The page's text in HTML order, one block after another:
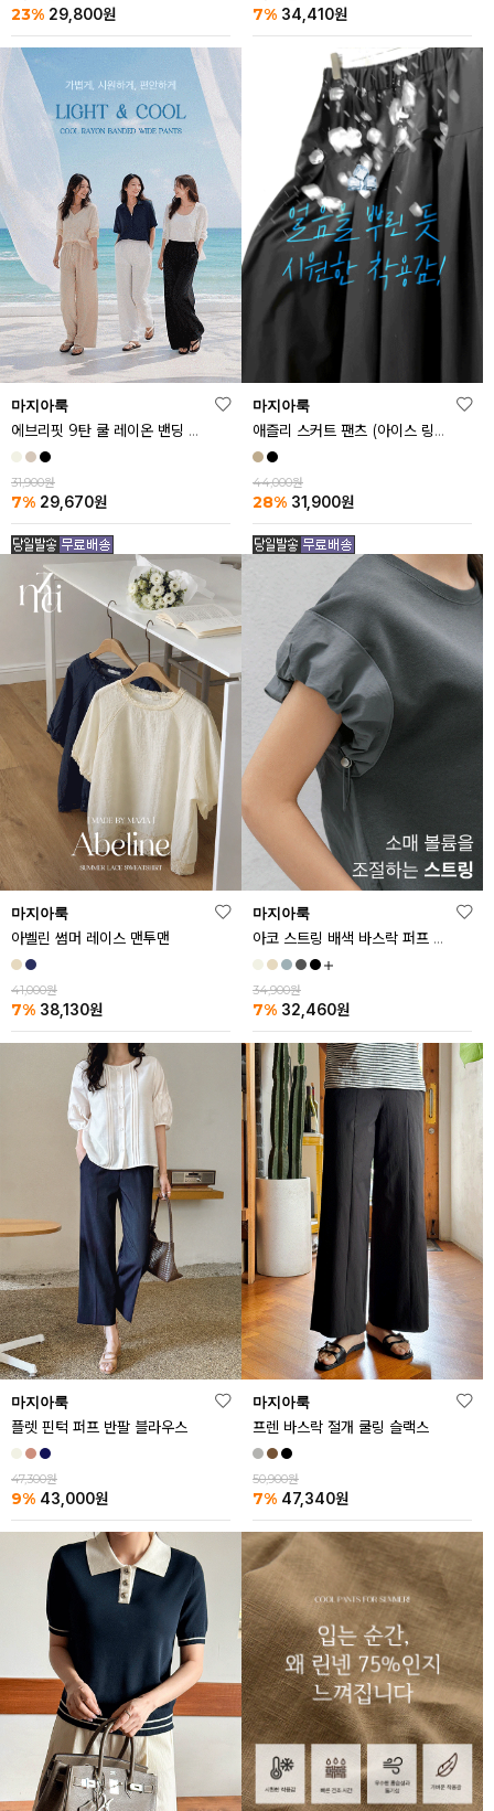
23% 29,800원 7% 34,410원
마지아룩
에브리핏 9탄 쿨 레이온 밴딩 와이드 팬츠
31,900원
7% 29,670원
마지아룩
애즐리 스커트 팬츠 (아이스 링클프리ver.)
44,000원
28% 31,900원
마지아룩
아벨린 썸머 레이스 맨투맨
41,000원
7% 38,130원
마지아룩
아코 스트링 배색 바스락 퍼프 반팔티
34,900원
7% 32,460원
마지아룩
플렛 핀턱 퍼프 반팔 블라우스
47,300원
9% 43,000원
마지아룩
프렌 바스락 절개 쿨링 슬랙스
50,900원
7% 47,340원